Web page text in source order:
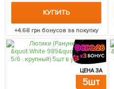
КУПИТЬ
+4.68 грн бонусов за покупку
ЦЕНА ЗА
5шт